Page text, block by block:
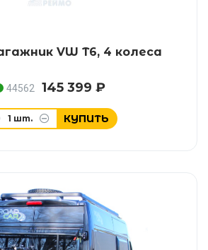
VW T6, 4 колеса
44562 145 399 ₽
1 шт. КУПИТЬ